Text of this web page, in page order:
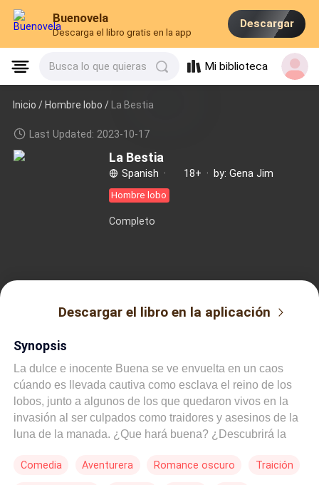
Buenovela
Descarga el libro gratis en la app
Descargar
Busca lo que quieras Mi biblioteca
Inicio /Hombre lobo / La Bestia
Last Updated: 2023-10-17
La Bestia
Spanish · 18+ · by: Gena Jim
Hombre lobo
Completo
Descargar el libro en la aplicación
Synopsis
La dulce e inocente Buena se ve envuelta en un caos
cúando es llevada cautiva como esclava el reino de los
lobos, junto a algunos de los que quedaron vivos en la
invasión al ser culpados como traidores y asesinos de la
luna de la manada. ¿Que hará buena? ¿Descubrirá la
Comedia Aventurera Romance oscuro Traición